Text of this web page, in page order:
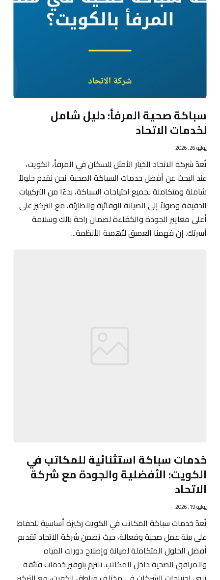
سباكة صحية المرفأ: دليل شامل
لخدمات الاتحاد
يوليو 26, 2026
تُعدّ شركة الاتحاد الخيار الأمثل للسكان في المرفأ، الكويت،
عند البحث عن أفضل خدمات السباكة الصحية. نحن نقدم حلولاً
شاملة ومتكاملة لجميع احتياجات السباكة، بدءًا من التركيبات
الدقيقة وصولاً إلى الصيانة الوقائية والطارئة، مع التركيز على
أعلى معايير الجودة والكفاءة لضمان راحة بالك وسلامة
أسرتك. إن فهمنا العميق لأهمية الأنظمة...
خدمات سباكة استثنائية للمكاتب في
الكويت: الأفضلية والجودة مع شركة
الاتحاد
يوليو 19, 2026
تُعدّ خدمات سباكة المكاتب في الكويت ركيزة أساسية للحفاظ
على بيئة عمل صحية وفعالة، حيث تضمن شركة الاتحاد تقديم
أفضل الحلول المتكاملة لصيانة وإصلاح دورات المياه
والمرافق الصحية داخل المكاتب. نلتزم بتوفير خدمات فائقة